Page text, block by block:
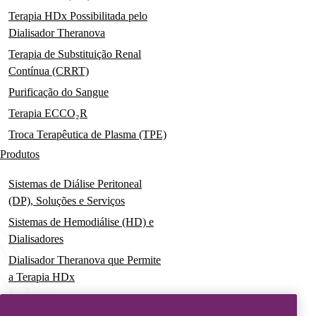
Terapia HDx Possibilitada pelo
Dialisador Theranova
Terapia de Substituição Renal
Contínua (CRRT)
Purificação do Sangue
Terapia ECCO₂R
Troca Terapêutica de Plasma (TPE)
Produtos
Sistemas de Diálise Peritoneal
(DP), Soluções e Serviços
Sistemas de Hemodiálise (HD) e
Dialisadores
Dialisador Theranova que Permite
a Terapia HDx
Sistemas de Terapia Aguda